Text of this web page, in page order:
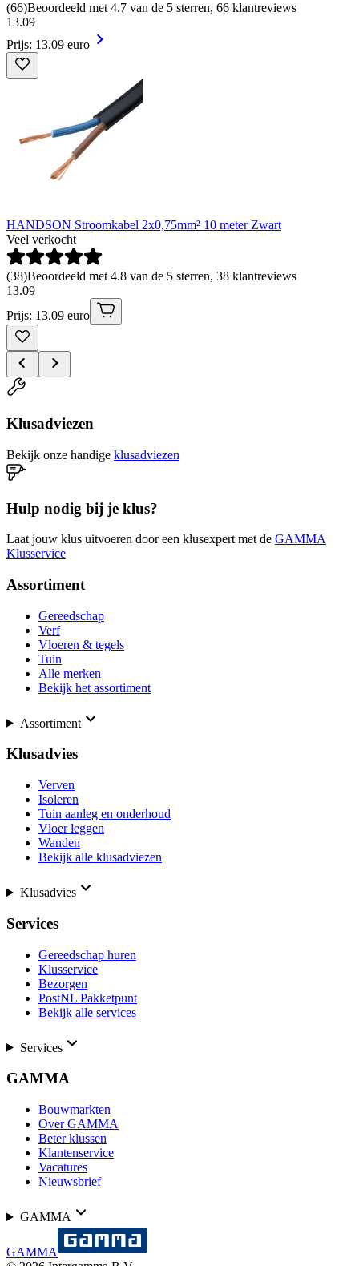
(66)Beoordeeld met 4.7 van de 5 sterren, 66 klantreviews
13.09
Prijs: 13.09 euro
HANDSON Stroomkabel 2x0,75mm² 10 meter Zwart
Veel verkocht
(38)Beoordeeld met 4.8 van de 5 sterren, 38 klantreviews
13.09
Prijs: 13.09 euro
Klusadviezen
Bekijk onze handige klusadviezen
Hulp nodig bij je klus?
Laat jouw klus uitvoeren door een klusexpert met de GAMMA
Klusservice
Assortiment
Gereedschap
Verf
Vloeren & tegels
Tuin
Alle merken
Bekijk het assortiment
Assortiment
Klusadvies
Verven
Isoleren
Tuin aanleg en onderhoud
Vloer leggen
Wanden
Bekijk alle klusadviezen
Klusadvies
Services
Gereedschap huren
Klusservice
Bezorgen
PostNL Pakketpunt
Bekijk alle services
Services
GAMMA
Bouwmarkten
Over GAMMA
Beter klussen
Klantenservice
Vacatures
Nieuwsbrief
GAMMA
GAMMA